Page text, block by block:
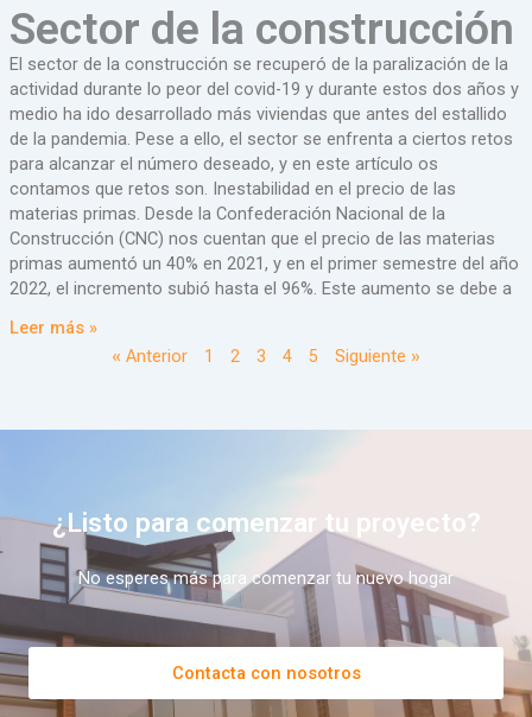
Sector de la construcción
El sector de la construcción se recuperó de la paralización de la
actividad durante lo peor del covid-19 y durante estos dos años y
medio ha ido desarrollado más viviendas que antes del estallido
de la pandemia. Pese a ello, el sector se enfrenta a ciertos retos
para alcanzar el número deseado, y en este artículo os
contamos que retos son. Inestabilidad en el precio de las
materias primas. Desde la Confederación Nacional de la
Construcción (CNC) nos cuentan que el precio de las materias
primas aumentó un 40% en 2021, y en el primer semestre del año
2022, el incremento subió hasta el 96%. Este aumento se debe a
Leer más »
« Anterior
1 2 3 4 5 Siguiente »
¿Listo para comenzar tu proyecto?
No esperes más para comenzar tu nuevo hogar
Contacta con nosotros